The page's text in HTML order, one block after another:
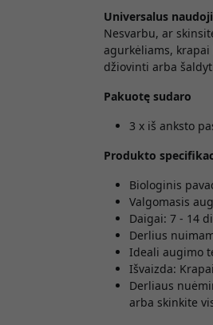
Universalus
Nesvarbu, ar
agurkėliams,
džiovinti arba
Pakuotę sudaro
3 x iš anksto
Produkto
Biologinis
Valgomasis
Daigai: 7 - 14
Derlius
Ideali augimo
Išvaizda:
Derliaus
arba skinkite